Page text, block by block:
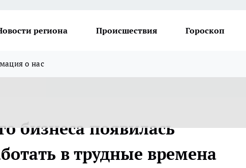
региона Происшествия Гороскоп
о нас
бизнеса появилась
в трудные времена